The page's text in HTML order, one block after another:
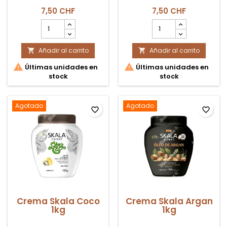
7,50 CHF
cantidad
del
producto
Velas
Gran
Poder
 Añadir al carrito
 Últimas unidades en
stock
7,50 CHF
cantidad
del
producto
Velas
Divino
Niño
 Añadir al carrito
 Últimas unidades en
stock
Agotado
Crema Skala Coco
1kg
favorite_border Agotado
Crema Skala Argan
1kg
favorite_border